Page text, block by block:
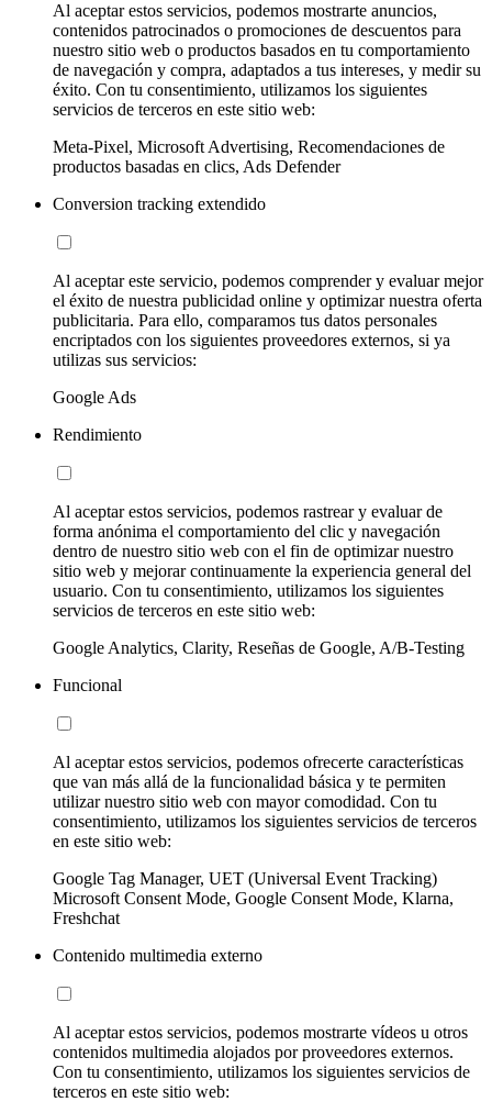
Al aceptar estos servicios, podemos mostrarte anuncios,
contenidos patrocinados o promociones de descuentos para
nuestro sitio web o productos basados en tu comportamiento
de navegación y compra, adaptados a tus intereses, y medir su
éxito. Con tu consentimiento, utilizamos los siguientes
servicios de terceros en este sitio web:
Meta-Pixel, Microsoft Advertising, Recomendaciones de
productos basadas en clics, Ads Defender
Conversion tracking extendido
Al aceptar este servicio, podemos comprender y evaluar mejor
el éxito de nuestra publicidad online y optimizar nuestra oferta
publicitaria. Para ello, comparamos tus datos personales
encriptados con los siguientes proveedores externos, si ya
utilizas sus servicios:
Google Ads
Rendimiento
Al aceptar estos servicios, podemos rastrear y evaluar de
forma anónima el comportamiento del clic y navegación
dentro de nuestro sitio web con el fin de optimizar nuestro
sitio web y mejorar continuamente la experiencia general del
usuario. Con tu consentimiento, utilizamos los siguientes
servicios de terceros en este sitio web:
Google Analytics, Clarity, Reseñas de Google, A/B-Testing
Funcional
Al aceptar estos servicios, podemos ofrecerte características
que van más allá de la funcionalidad básica y te permiten
utilizar nuestro sitio web con mayor comodidad. Con tu
consentimiento, utilizamos los siguientes servicios de terceros
en este sitio web:
Google Tag Manager, UET (Universal Event Tracking)
Microsoft Consent Mode, Google Consent Mode, Klarna,
Freshchat
Contenido multimedia externo
Al aceptar estos servicios, podemos mostrarte vídeos u otros
contenidos multimedia alojados por proveedores externos.
Con tu consentimiento, utilizamos los siguientes servicios de
terceros en este sitio web: